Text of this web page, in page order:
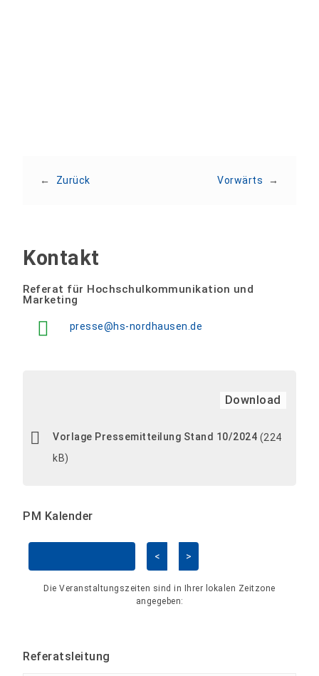
← Zurück Vorwärts →
Kontakt
Referat für Hochschulkommunikation und
Marketing
presse@hs-nordhausen.de
Download
Vorlage Pressemitteilung Stand 10/2024 (224
kB)
PM Kalender
< >
Die Veranstaltungszeiten sind in Ihrer lokalen Zeitzone
angegeben:
Referatsleitung